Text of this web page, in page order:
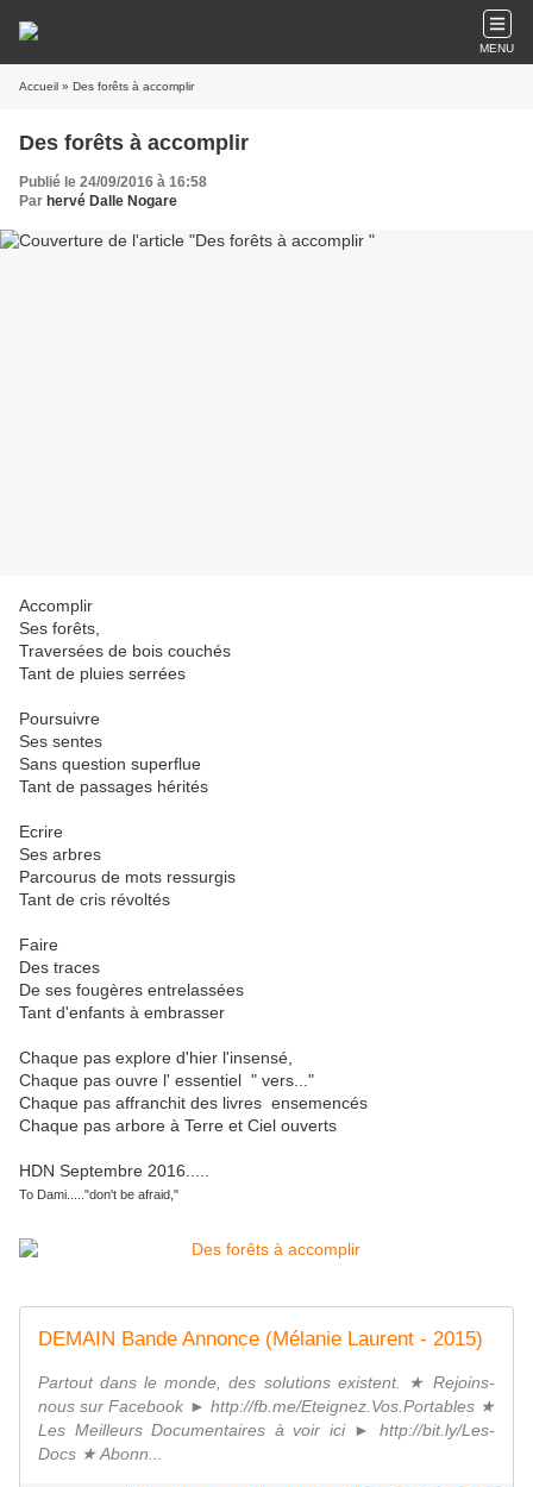
MENU
Accueil » Des forêts à accomplir
Des forêts à accomplir
Publié le 24/09/2016 à 16:58
Par hervé Dalle Nogare
Accomplir
Ses forêts,
Traversées de bois couchés
Tant de pluies serrées
Poursuivre
Ses sentes
Sans question superflue
Tant de passages hérités
Ecrire
Ses arbres
Parcourus de mots ressurgis
Tant de cris révoltés
Faire
Des traces
De ses fougères entrelassées
Tant d'enfants à embrasser
Chaque pas explore d'hier l'insensé,
Chaque pas ouvre l' essentiel " vers..."
Chaque pas affranchit des livres ensemencés
Chaque pas arbore à Terre et Ciel ouverts
HDN Septembre 2016.....
To Dami....."don't be afraid,"
DEMAIN Bande Annonce (Mélanie Laurent - 2015)
Partout dans le monde, des solutions existent. ★ Rejoins-
nous sur Facebook ► http://fb.me/Eteignez.Vos.Portables ★
Les Meilleurs Documentaires à voir ici ► http://bit.ly/Les-
Docs ★ Abonn...